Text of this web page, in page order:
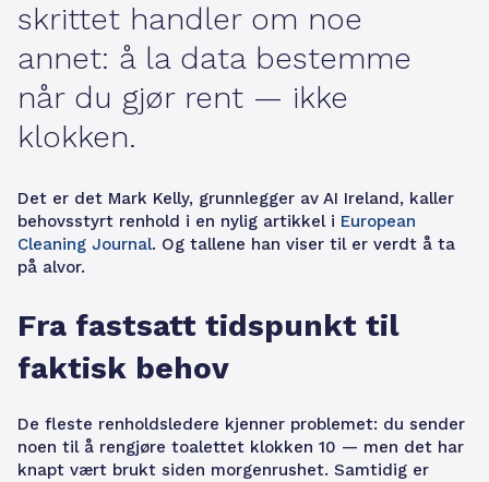
skrittet handler om noe
annet: å la data bestemme
når du gjør rent — ikke
klokken.
Det er det Mark Kelly, grunnlegger av AI Ireland, kaller
behovsstyrt renhold i en nylig artikkel i European
Cleaning Journal. Og tallene han viser til er verdt å ta
på alvor.
Fra fastsatt tidspunkt til
faktisk behov
De fleste renholdsledere kjenner problemet: du sender
noen til å rengjøre toalettet klokken 10 — men det har
knapt vært brukt siden morgenrushet. Samtidig er